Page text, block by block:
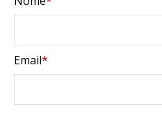
Email*